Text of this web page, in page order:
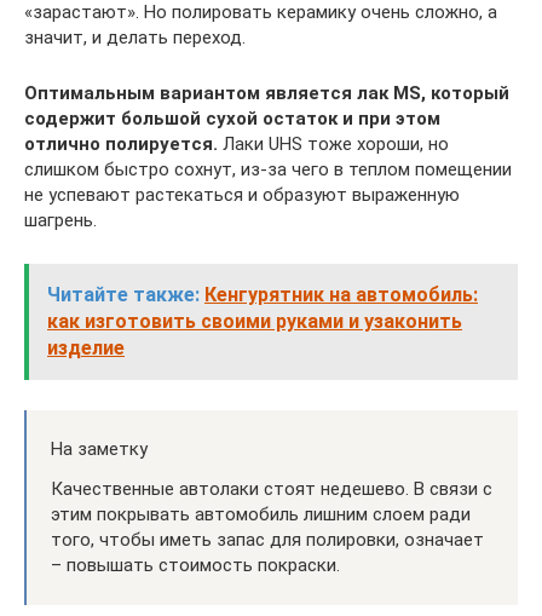
«зарастают». Но полировать керамику очень сложно, а
значит, и делать переход.
Оптимальным вариантом является лак MS, который
содержит большой сухой остаток и при этом
отлично полируется. Лаки UHS тоже хороши, но
слишком быстро сохнут, из-за чего в теплом помещении
не успевают растекаться и образуют выраженную
шагрень.
Читайте также: Кенгурятник на автомобиль:
как изготовить своими руками и узаконить
изделие
На заметку
Качественные автолаки стоят недешево. В связи с
этим покрывать автомобиль лишним слоем ради
того, чтобы иметь запас для полировки, означает
– повышать стоимость покраски.